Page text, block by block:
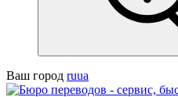
Ваш город ruua